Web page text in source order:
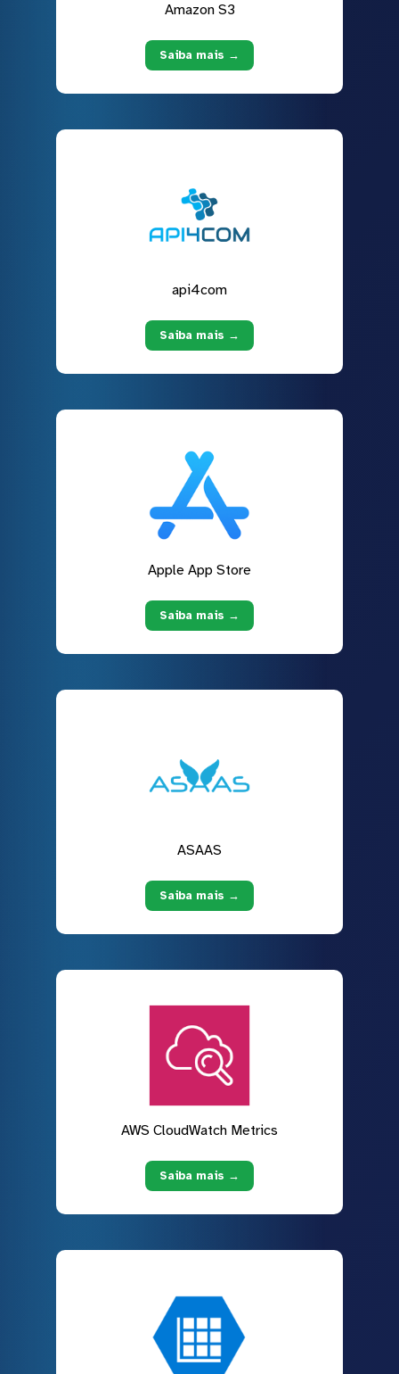
Amazon S3
Saiba mais →
api4com
Saiba mais →
Apple App Store
Saiba mais →
ASAAS
Saiba mais →
AWS CloudWatch Metrics
Saiba mais →